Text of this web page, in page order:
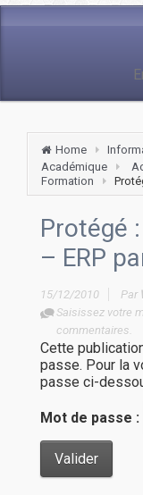
Home
Académique
Formation
Protégé
– ERP
15/12/2010
Saisissez votre
commentaires.
Par
Cette
passe. Pour la
passe ci-
Mot de passe :